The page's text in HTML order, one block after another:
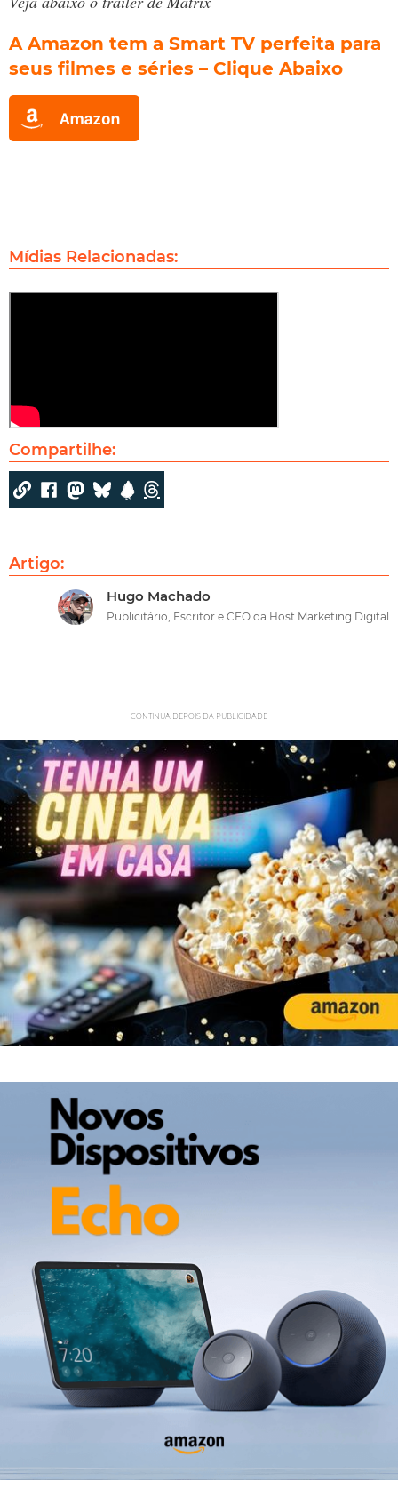
A Amazon tem a Smart TV perfeita para
seus filmes e séries – Clique Abaixo
Mídias Relacionadas:
Compartilhe:
Artigo:
Hugo Machado
Publicitário, Escritor e CEO da Host Marketing Digital
CONTINUA DEPOIS DA PUBLICIDADE